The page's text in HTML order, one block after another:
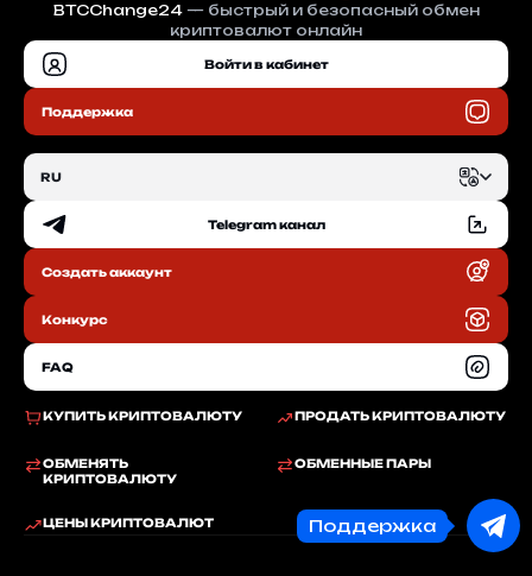
BTCChange24— быстрый и безопасный обмен
криптовалют онлайн
Войти в кабинет
Поддержка
КУПИТЬ КРИПТОВАЛЮТУ ПРОДАТЬ КРИПТОВАЛЮТУ
ОБМЕНЯТЬ
КРИПТОВАЛЮТУ
ОБМЕННЫЕ ПАРЫ
ЦЕНЫ КРИПТОВАЛЮТ
RU
EN Telegram канал
Создать аккаунт
Конкурс
FAQ
Поддержка